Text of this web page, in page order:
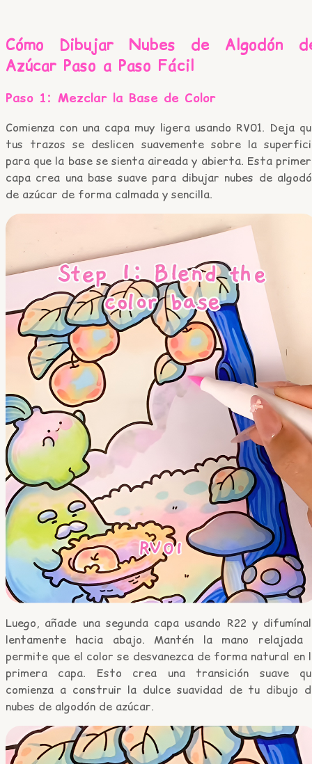
Cómo Dibujar Nubes de Algodón
Azúcar Paso a Paso Fácil
Paso 1: Mezclar la Base de Color
Comienza con una capa muy ligera usando RV01. Deja
tus trazos se deslicen suavemente sobre la
para que la base se sienta aireada y abierta. Esta
capa crea una base suave para dibujar nubes de
de azúcar de forma calmada y sencilla.
Luego, añade una segunda capa usando R22 y
lentamente hacia abajo. Mantén la mano relajada
permite que el color se desvanezca de forma natural en
primera capa. Esto crea una transición suave
comienza a construir la dulce suavidad de tu dibujo
nubes de algodón de azúcar.